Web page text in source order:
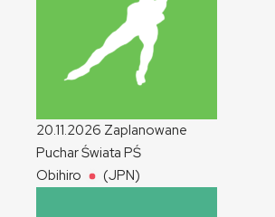
20.11.2026 Zaplanowane
Puchar Świata PŚ
Obihiro
(JPN)